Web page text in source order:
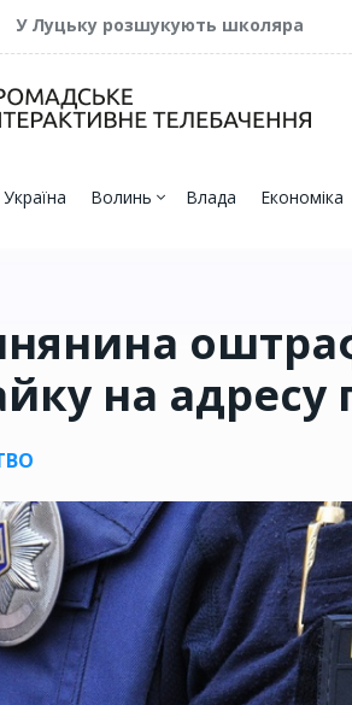
У Луцьку розшукують школяра
Україна Волинь Влада Економіка
на адресу